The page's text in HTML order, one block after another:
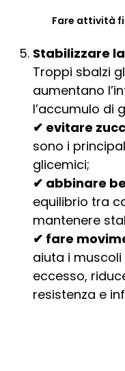
Fare attività
Stabilizzare la
Troppi sbalzi
aumentano
l’accumulo di
✔ evitare
sono i
glicemici;
✔ abbinare
equilibrio tra
mantenere
✔ fare
aiuta i
eccesso,
resistenza e